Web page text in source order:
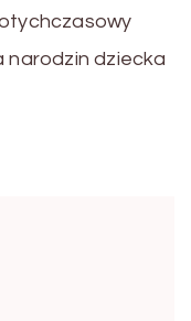
narodzin dziecka